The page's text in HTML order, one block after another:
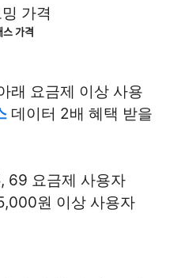
가격
래 요금제 이상 사용
데이터 2배 혜택 받을
69 요금제 사용자
원 이상 사용자